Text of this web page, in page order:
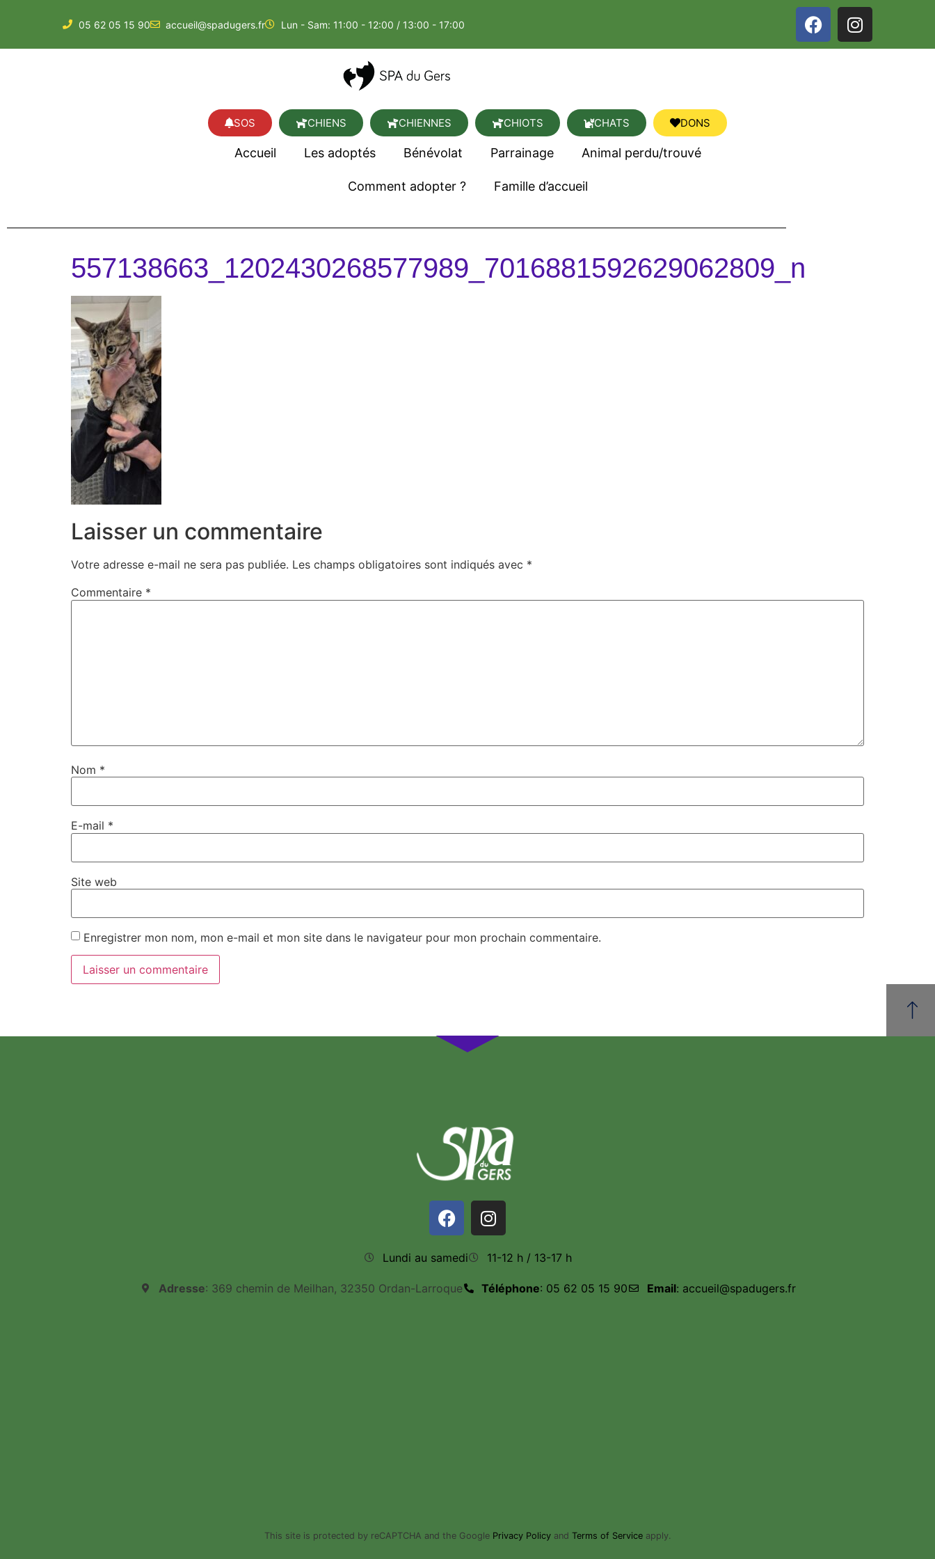
05 62 05 15 90 accueil@spadugers.fr Lun - Sam: 11:00 - 12:00 / 13:00 - 17:00
SOS CHIENS CHIENNES CHIOTS CHATS DONS
Accueil Les adoptés Bénévolat Parrainage Animal perdu/trouvé
Comment adopter ? Famille d’accueil
557138663_1202430268577989_7016881592629062809_n
Laisser un commentaire
Votre adresse e-mail ne sera pas publiée. Les champs obligatoires sont indiqués avec *
Commentaire *
Nom *
E-mail *
Site web
Enregistrer mon nom, mon e-mail et mon site dans le navigateur pour mon prochain commentaire.
Lundi au samedi 11-12 h / 13-17 h
Adresse: 369 chemin de Meilhan, 32350 Ordan-Larroque Téléphone: 05 62 05 15 90 Email: accueil@spadugers.fr
This site is protected by reCAPTCHA and the Google Privacy Policyand Terms of Serviceapply.